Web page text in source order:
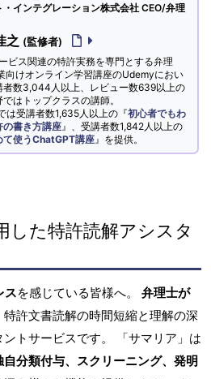
・インテグレーション株式会社 CEO/弁理
之 (監修者)
ビス関連の特許実務を専門とする弁理
向けオンライン学習講座のUdemyにおい
者数3,044人以上、レビュー数639以上の
はトップクラスの講師。
は受講者数1,635人以上の『初心者でもわ
の書き方講座 』、受講者数1,842人以上の
て使うChatGPT講座 』を提供。
した特許読解アシスタ
スを感じている皆様へ。 弁理士が
特許文書読解の時間短縮と理解の深
トサービスです。 「サマリア」は
分類付与、スクリーニング、発明